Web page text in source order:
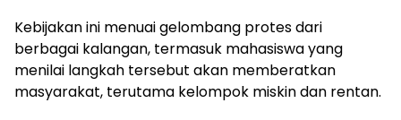
Kebijakan ini menuai gelombang protes dari
berbagai kalangan, termasuk mahasiswa yang
menilai langkah tersebut akan memberatkan
masyarakat, terutama kelompok miskin dan rentan.